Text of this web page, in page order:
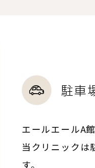
駐車
エールエールA
当クリニックは
す。